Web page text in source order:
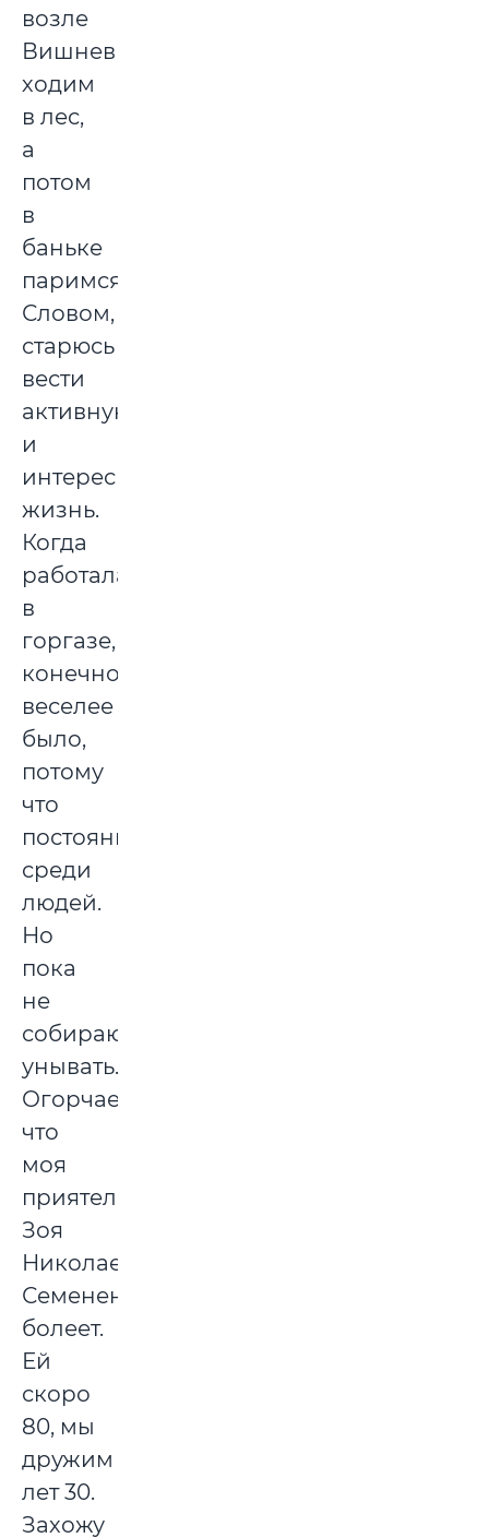
возле
Вишневки,
ходим
в лес,
а
потом
в
баньке
паримся.
Словом,
старюсь
вести
активную
и
интересную
жизнь.
Когда
работала
в
горгазе,
конечно,
веселее
было,
потому
что
постоянно
среди
людей.
Но
пока
не
собираюсь
унывать.
Огорчает,
что
моя
приятельница
Зоя
Николаевна
Семененко
болеет.
Ей
скоро
80, мы
дружим
лет 30.
Захожу